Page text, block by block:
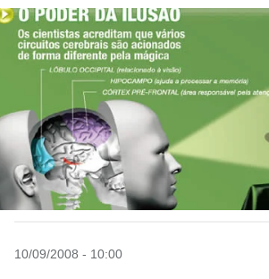
10/09/2008 - 10:00